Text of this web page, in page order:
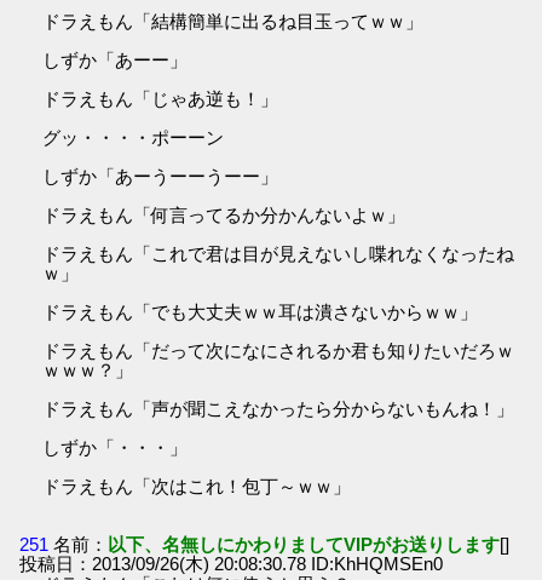
ドラえもん「結構簡単に出るね目玉ってｗｗ」
しずか「あーー」
ドラえもん「じゃあ逆も！」
グッ・・・・ポーーン
しずか「あーうーーうーー」
ドラえもん「何言ってるか分かんないよｗ」
ドラえもん「これで君は目が見えないし喋れなくなったね
ｗ」
ドラえもん「でも大丈夫ｗｗ耳は潰さないからｗｗ」
ドラえもん「だって次になにされるか君も知りたいだろｗ
ｗｗｗ？」
ドラえもん「声が聞こえなかったら分からないもんね！」
しずか「・・・」
ドラえもん「次はこれ！包丁～ｗｗ」
251 名前： 以下、名無しにかわりましてVIPがお送りします[]
投稿日：2013/09/26(木) 20:08:30.78 ID:KhHQMSEn0